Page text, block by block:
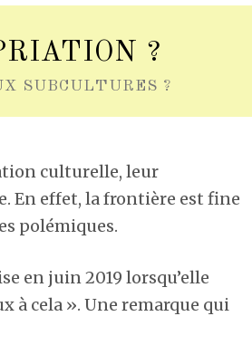
?
SUBCULTURES ?
culturelle, leur
En effet, la frontière est fine
polémiques.
en juin 2019 lorsqu’elle
à cela ». Une remarque qui